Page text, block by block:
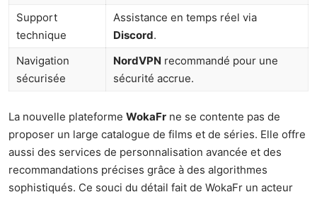
Support
technique
Assistance en temps réel via
Discord.
Navigation
sécurisée
NordVPN recommandé pour une
sécurité accrue.
La nouvelle plateforme WokaFr ne se contente pas de
proposer un large catalogue de films et de séries. Elle offre
aussi des services de personnalisation avancée et des
recommandations précises grâce à des algorithmes
sophistiqués. Ce souci du détail fait de WokaFr un acteur